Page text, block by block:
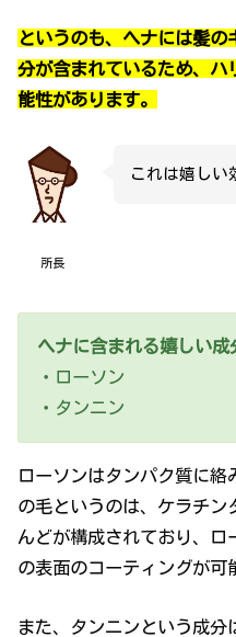
というのも、ヘナには髪
分が含まれているため、ハ
能性があります。
所長
これは嬉しい
ヘナに含まれる嬉しい成
・ローソン
・タンニン
ローソンはタンパク質に
の毛というのは、ケラチン
んどが構成されており、ロ
の表面のコーティングが可
また、タンニンという成分